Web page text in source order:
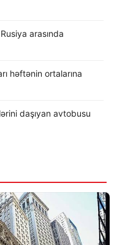
arasında
həftənin ortalarına
daşıyan avtobusu